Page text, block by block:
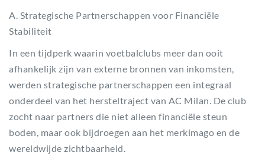
A. Strategische Partnerschappen voor Financiële
Stabiliteit
In een tijdperk waarin voetbalclubs meer dan ooit
afhankelijk zijn van externe bronnen van inkomsten,
werden strategische partnerschappen een integraal
onderdeel van het hersteltraject van AC Milan. De club
zocht naar partners die niet alleen financiële steun
boden, maar ook bijdroegen aan het merkimago en de
wereldwijde zichtbaarheid.